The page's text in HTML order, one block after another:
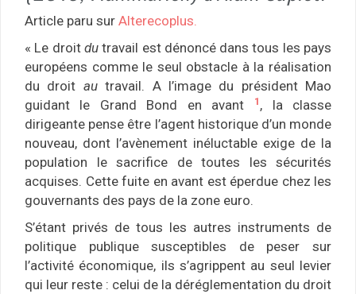
Article paru sur Alterecoplus.
« Le droit dutravail est dénoncé dans tous les pays
européens comme le seul obstacle à la réalisation
du droit autravail. A l’image du président Mao
guidant le Grand Bond en avant
1 , la classe
dirigeante pense être l’agent historique d’un monde
nouveau, dont l’avènement inéluctable exige de la
population le sacrifice de toutes les sécurités
acquises. Cette fuite en avant est éperdue chez les
gouvernants des pays de la zone euro.
S’étant privés de tous les autres instruments de
politique publique susceptibles de peser sur
l’activité économique, ils s’agrippent au seul levier
qui leur reste : celui de la déréglementation du droit